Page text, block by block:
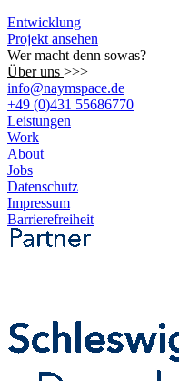
Entwicklung
Projekt ansehen
Wer macht denn sowas?
Über uns >>>
info@naymspace.de
+49 (0)431 55686770
Leistungen
Work
About
Jobs
Datenschutz
Impressum
Barrierefreiheit